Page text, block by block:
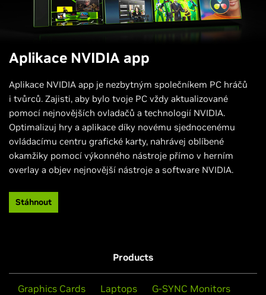
Aplikace NVIDIA app
Aplikace NVIDIA app je nezbytným společníkem PC hráčů
i tvůrců. Zajisti, aby bylo tvoje PC vždy aktualizované
pomocí nejnovějších ovladačů a technologií NVIDIA.
Optimalizuj hry a aplikace díky novému sjednocenému
ovládacímu centru grafické karty, nahrávej oblíbené
okamžiky pomocí výkonného nástroje přímo v herním
overlay a objev nejnovější nástroje a software NVIDIA.​
Stáhnout
Products
Graphics Cards Laptops G-SYNC Monitors